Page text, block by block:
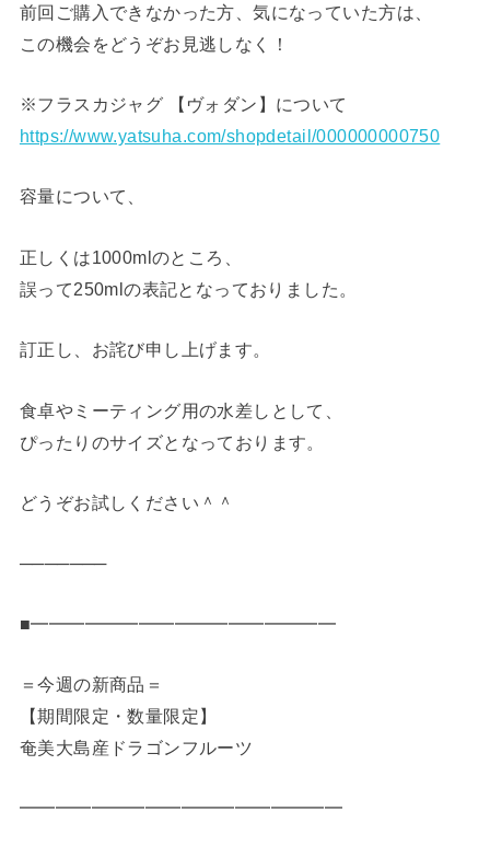
前回ご購入できなかった方、気になっていた方は、
この機会をどうぞお見逃しなく！
※フラスカジャグ 【ヴォダン】について
https://www.yatsuha.com/shopdetail/000000000750
容量について、
正しくは1000mlのところ、
誤って250mlの表記となっておりました。
訂正し、お詫び申し上げます。
食卓やミーティング用の水差しとして、
ぴったりのサイズとなっております。
どうぞお試しください＾＾
───────
■━━━━━━━━━━━━━━━━━
＝今週の新商品＝
【期間限定・数量限定】
奄美大島産ドラゴンフルーツ
━━━━━━━━━━━━━━━━━━